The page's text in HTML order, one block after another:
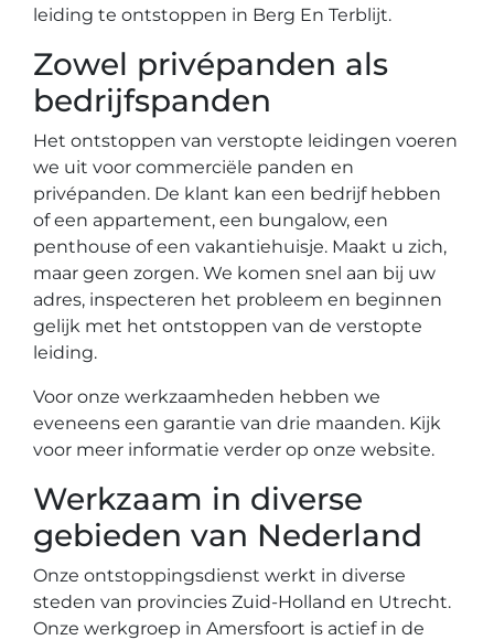
leiding te ontstoppen in Berg En Terblijt.
Zowel privépanden als
bedrijfspanden
Het ontstoppen van verstopte leidingen voeren
we uit voor commerciële panden en
privépanden. De klant kan een bedrijf hebben
of een appartement, een bungalow, een
penthouse of een vakantiehuisje. Maakt u zich,
maar geen zorgen. We komen snel aan bij uw
adres, inspecteren het probleem en beginnen
gelijk met het ontstoppen van de verstopte
leiding.
Voor onze werkzaamheden hebben we
eveneens een garantie van drie maanden. Kijk
voor meer informatie verder op onze website.
Werkzaam in diverse
gebieden van Nederland
Onze ontstoppingsdienst werkt in diverse
steden van provincies Zuid-Holland en Utrecht.
Onze werkgroep in Amersfoort is actief in de